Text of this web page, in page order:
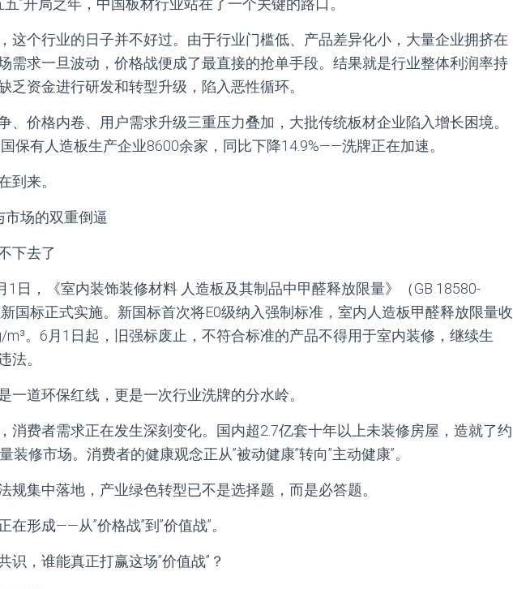
五”开局之年，中国板材行业站在了一个关键的路口。
这个行业的日子并不好过。由于行业门槛低、产品差异化小，大量企业拥挤在
需求一旦波动，价格战便成了最直接的抢单手段。结果就是行业整体利润率持
乏资金进行研发和转型升级，陷入恶性循环。
、价格内卷、用户需求升级三重压力叠加，大批传统板材企业陷入增长困境。
保有人造板生产企业8600余家，同比下降14.9%——洗牌正在加速。
到来。
市场的双重倒逼
下去了
1日，《室内装饰装修材料 人造板及其制品中甲醛释放限量》（GB 18580-
国标正式实施。新国标首次将E0级纳入强制标准，室内人造板甲醛释放限量收
m³。6月1日起，旧强标废止，不符合标准的产品不得用于室内装修，继续生
法。
一道环保红线，更是一次行业洗牌的分水岭。
消费者需求正在发生深刻变化。国内超2.7亿套十年以上未装修房屋，造就了约
装修市场。消费者的健康观念正从”被动健康”转向”主动健康”。
规集中落地，产业绿色转型已不是选择题，而是必答题。
在形成——从”价格战”到”价值战”。
识，谁能真正打赢这场”价值战”？